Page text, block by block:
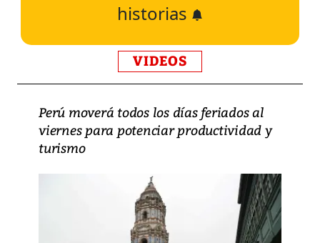
historias
VIDEOS
Perú moverá todos los días feriados al
viernes para potenciar productividad y
turismo